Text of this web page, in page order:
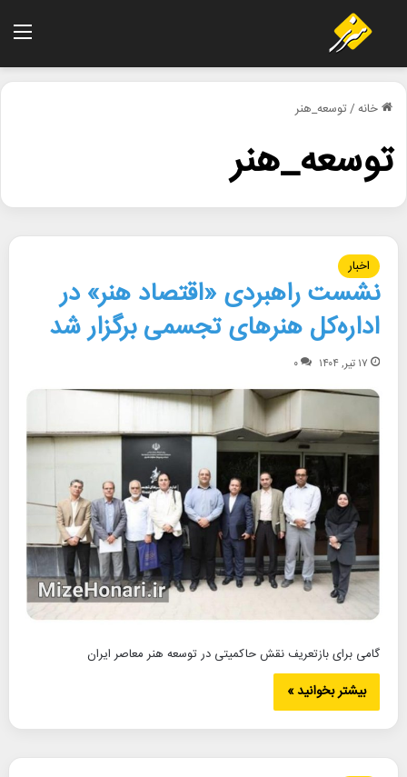
خانه/توسعه_هنر
توسعه_هنر
اخبار
نشست راهبردی «اقتصاد هنر» در
اداره‌کل هنرهای تجسمی برگزار شد
۱۷ تیر, ۱۴۰۴ ۰
گامی برای بازتعریف نقش حاکمیتی در توسعه هنر معاصر ایران
بیشتر بخوانید »